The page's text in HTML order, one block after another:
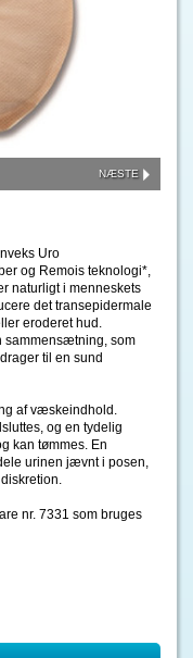
NÆSTE
Uro
og Remois teknologi*,
naturligt i menneskets
det transepidermale
eroderet hud.
som
til en sund
af væskeindhold.
og en tydelig
kan tømmes. En
urinen jævnt i posen,
nr. 7331 som bruges